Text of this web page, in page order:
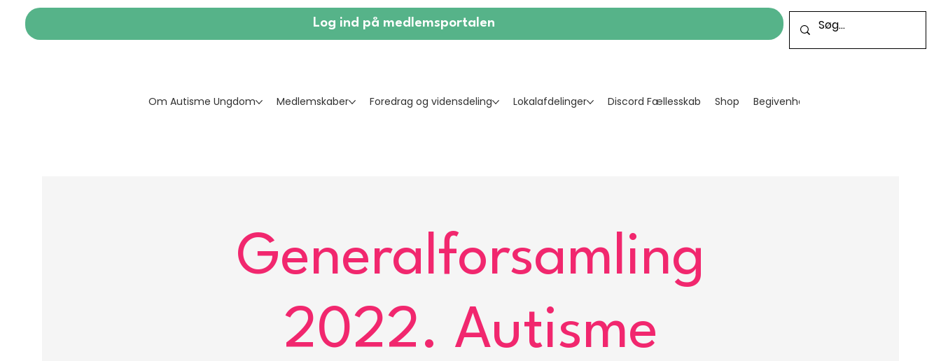
Log ind på medlemsportalen
Om Autisme Ungdom Medlemskaber Foredrag og vidensdeling Lokalafdelinger Discord Fællesskab Shop Begivenheder
Generalforsamling
2022. Autisme